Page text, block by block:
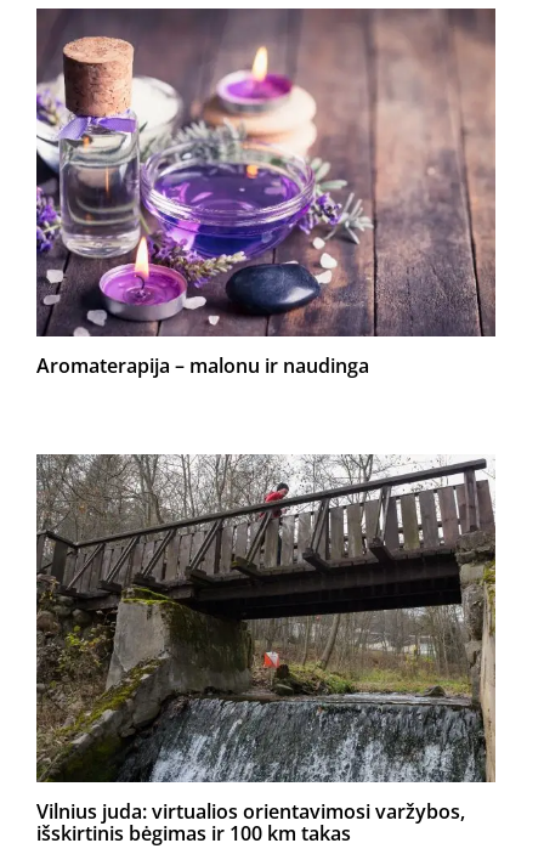
Aromaterapija – malonu ir naudinga
Vilnius juda: virtualios orientavimosi varžybos,
išskirtinis bėgimas ir 100 km takas